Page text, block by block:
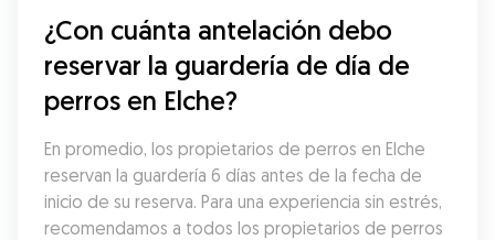
¿Con cuánta antelación debo
reservar la guardería de día de
perros en Elche?
En promedio, los propietarios de perros en Elche
reservan la guardería 6 días antes de la fecha de
inicio de su reserva. Para una experiencia sin estrés,
recomendamos a todos los propietarios de perros